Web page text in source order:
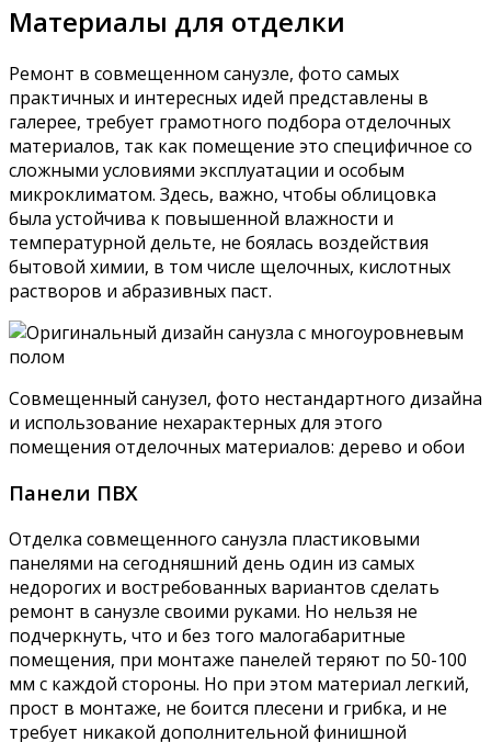
Фото интерьера совмещенного санузла, облицовка
Плитка
Плитка – это классический вариант отделки санузла,
что обусловлено практичностью, надежностью,
эстетикой, гигиеничностью и исключительными
физико-механическими характеристиками
материала. Конечно, отделать санузел кафелем –
мероприятие дорогостоящее, но долговечность и
практичность плитки со временем оправдывает
Ремонт совмещенного санузла в хрущевке,
зонирование контрастной плиткой
Для стен обычно используют гладкую плитку с
поверхность создает иллюзию расширения
пространств, а кроме того, с нее легко смываются все
загрязнения. Для пола лучше использовать плитку с
шагреневой (шершавой) фактурой, чтобы не
скользить по мокрому. Плиткой удобно зонировать
совмещенный санузел, выделяя функциональные
пространства при помощи разной текстуры,
контраста цветов, бордюров или декоративных
вставок.